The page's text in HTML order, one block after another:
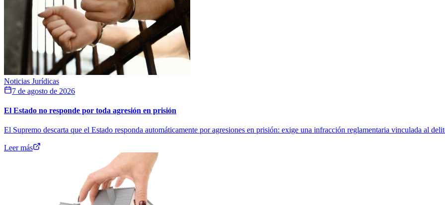
Noticias Jurídicas
7 de agosto de 2026
El Estado no responde por toda agresión en prisión
El Supremo descarta que el Estado responda automáticamente por agresiones en prisión: exige una infracción reglamentaria vinculada al
Leer más